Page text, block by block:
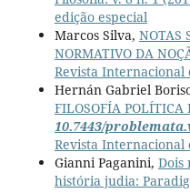
edição especial
Marcos Silva, NOTAS
NORMATIVO DA
Revista Internacional
Hernán Gabriel
FILOSOFÍA POLÍTICA
10.7443/
Revista Internacional
Gianni Paganini, Dois
história judia: